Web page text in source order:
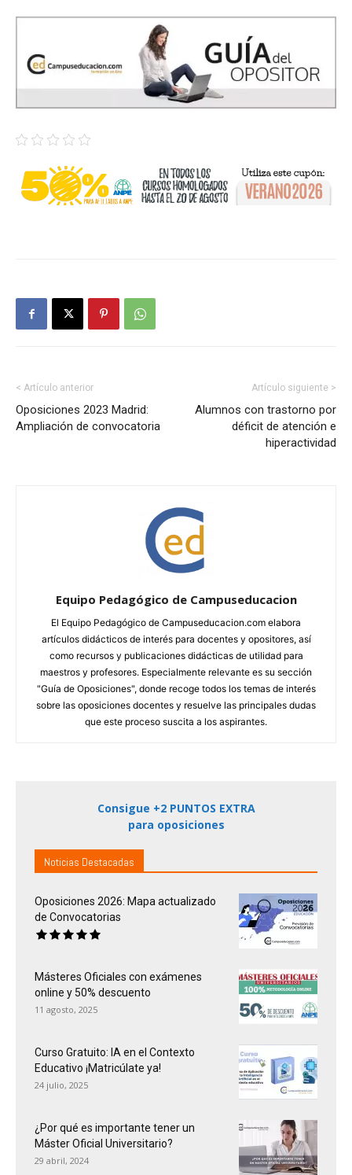
< Artículo anterior
Oposiciones 2023 Madrid:
Ampliación de convocatoria
Artículo siguiente >
Alumnos con trastorno por
déficit de atención e
hiperactividad
Equipo Pedagógico de Campuseducacion
El Equipo Pedagógico de Campuseducacion.com elabora
artículos didácticos de interés para docentes y opositores, así
como recursos y publicaciones didácticas de utilidad para
maestros y profesores. Especialmente relevante es su sección
"Guía de Oposiciones", donde recoge todos los temas de interés
sobre las oposiciones docentes y resuelve las principales dudas
que este proceso suscita a los aspirantes.
Consigue +2 PUNTOS EXTRA
para oposiciones
Noticias Destacadas
Oposiciones 2026: Mapa actualizado
de Convocatorias
Másteres Oficiales con exámenes
online y 50% descuento
11 agosto, 2025
Curso Gratuito: IA en el Contexto
Educativo ¡Matricúlate ya!
24 julio, 2025
¿Por qué es importante tener un
Máster Oficial Universitario?
29 abril, 2024